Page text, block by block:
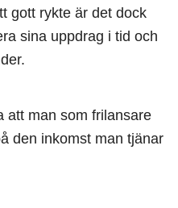
gott rykte är det dock
sina uppdrag i tid och
att man som frilansare
den inkomst man tjänar